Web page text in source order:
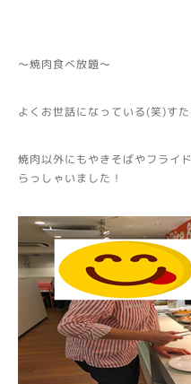
～焼肉食べ放題～
よくお世話になっている(笑)す
焼肉以外にもやきそばやフライ
らっしゃいました！